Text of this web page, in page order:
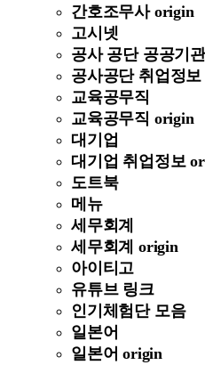
간호조무사 origin
고시넷
공사 공단 공공기관
공사공단 취업정
교육공무직
교육공무직 origin
대기업
대기업 취업정보
도트북
메뉴
세무회계
세무회계 origin
아이티고
유튜브 링크
인기체험단 모음
일본어
일본어 origin